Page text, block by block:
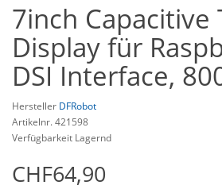
7inch Capacitive
Display für
DSI Interface,
Hersteller DFRobot
Artikelnr. 421598
Verfügbarkeit Lagernd
CHF64,90